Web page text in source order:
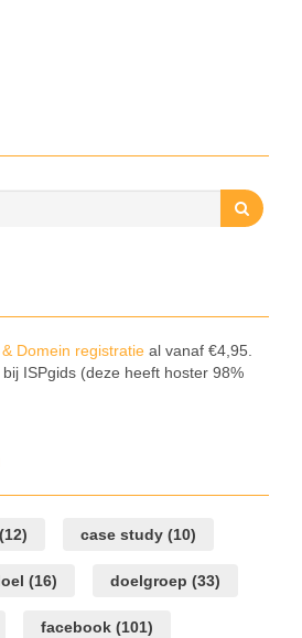
Domein registratie al vanaf €4,95.
ISPgids (deze heeft hoster 98%
(12) case study (10)
(16) doelgroep (33)
facebook (101)